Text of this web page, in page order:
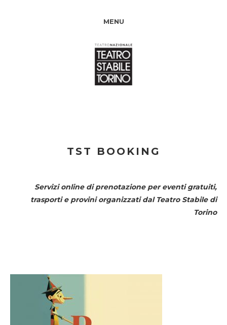
MENU
TST BOOKING
Servizi online di prenotazione per eventi gratuiti,
trasporti e provini organizzati dal Teatro Stabile di
Torino